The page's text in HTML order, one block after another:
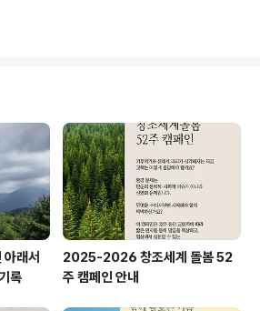
몇 년 안에 효과를 볼 수
게 선물 대신 나무를 달라
가 어떻게 자라는지도 살
에 손상을 입히지 않도록
. 즉 분갈이가 필요합니다.
것보다 3~4개 품종 혹은 다
잘 열립니다. 건강한 생태
래서
록
2025-2026 창조세계 돌봄 52
주 캠페인 안내